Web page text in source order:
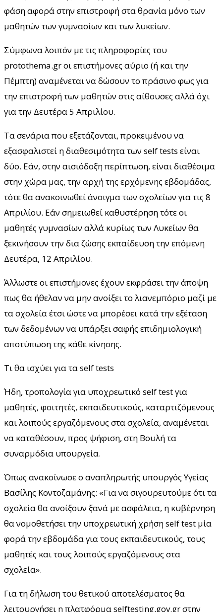
φάση αφορά στην επιστροφή στα θρανία μόνο των
μαθητών των γυμνασίων και των λυκείων.
Σύμφωνα λοιπόν με τις πληροφορίες του
protothema.gr οι επιστήμονες αύριο (ή και την
Πέμπτη) αναμένεται να δώσουν το πράσινο φως για
την επιστροφή των μαθητών στις αίθουσες αλλά όχι
για την Δευτέρα 5 Απριλίου.
Τα σενάρια που εξετάζονται, προκειμένου να
εξασφαλιστεί η διαθεσιμότητα των self tests είναι
δύο. Εάν, στην αισιόδοξη περίπτωση, είναι διαθέσιμα
στην χώρα μας, την αρχή της ερχόμενης εβδομάδας,
τότε θα ανακοινωθεί άνοιγμα των σχολείων για τις 8
Απριλίου. Εάν σημειωθεί καθυστέρηση τότε οι
μαθητές γυμνασίων αλλά κυρίως των Λυκείων θα
ξεκινήσουν την δια ζώσης εκπαίδευση την επόμενη
Δευτέρα, 12 Απριλίου.
Άλλωστε οι επιστήμονες έχουν εκφράσει την άποψη
πως θα ήθελαν να μην ανοίξει το λιανεμπόριο μαζί με
τα σχολεία έτσι ώστε να μπορέσει κατά την εξέταση
των δεδομένων να υπάρξει σαφής επιδημιολογική
αποτύπωση της κάθε κίνησης.
Τι θα ισχύει για τα self tests
Ήδη, τροπολογία για υποχρεωτικό self test για
μαθητές, φοιτητές, εκπαιδευτικούς, καταρτιζόμενους
και λοιπούς εργαζόμενους στα σχολεία, αναμένεται
να καταθέσουν, προς ψήφιση, στη Βουλή τα
συναρμόδια υπουργεία.
Όπως ανακοίνωσε ο αναπληρωτής υπουργός Υγείας
Βασίλης Κοντοζαμάνης: «Για να σιγουρευτούμε ότι τα
σχολεία θα ανοίξουν ξανά με ασφάλεια, η κυβέρνηση
θα νομοθετήσει την υποχρεωτική χρήση self test μία
φορά την εβδομάδα για τους εκπαιδευτικούς, τους
μαθητές και τους λοιπούς εργαζόμενους στα
σχολεία».
Για τη δήλωση του θετικού αποτελέσματος θα
λειτουργήσει η πλατφόρμα selftesting.gov.gr στην